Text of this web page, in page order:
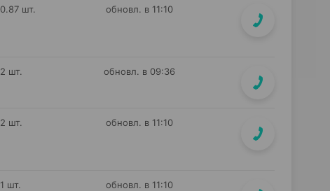
0.87 шт. обновл. в 11:10
2 шт. обновл. в 09:36
2 шт. обновл. в 11:10
1 шт. обновл. в 11:10